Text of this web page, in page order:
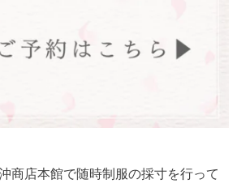
商店本館で随時制服の採寸を行って